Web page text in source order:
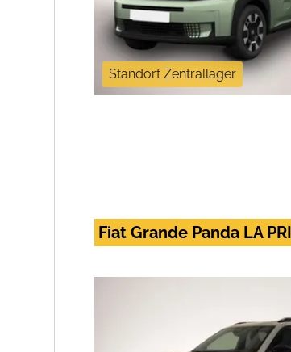
Standort Zentrallager
Fiat Grande Panda LA